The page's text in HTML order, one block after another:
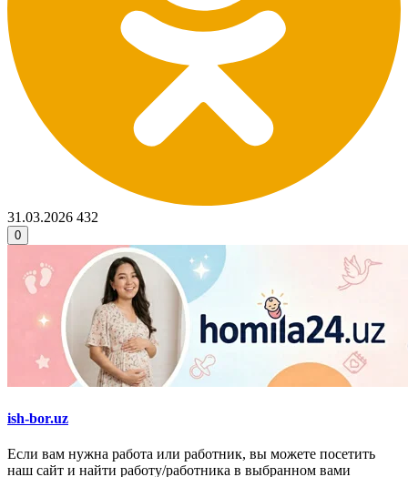
31.03.2026 432
0
ish-bor.uz
Если вам нужна работа или работник, вы можете посетить
наш сайт и найти работу/работника в выбранном вами